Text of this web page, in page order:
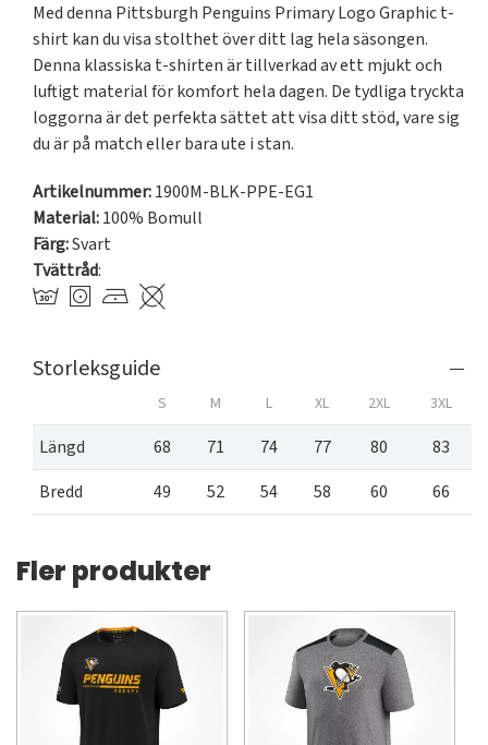
Med denna Pittsburgh Penguins Primary Logo Graphic t-
shirt kan du visa stolthet över ditt lag hela säsongen.
Denna klassiska t-shirten är tillverkad av ett mjukt och
luftigt material för komfort hela dagen. De tydliga tryckta
loggorna är det perfekta sättet att visa ditt stöd, vare sig
du är på match eller bara ute i stan.
Artikelnummer:1900M-BLK-PPE-EG1
Material:100% Bomull
Färg:Svart
Tvättråd:
Storleksguide
S M L XL 2XL 3XL
Längd 68 71 74 77 80
83
Bredd
49 52 54 58 60 66
Fler produkter